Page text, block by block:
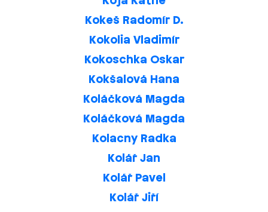
Kokeš Radomír D.
Kokolia Vladimír
Kokoschka Oskar
Kokšalová Hana
Koláčková Magda
Koláčková Magda
Kolacny Radka
Kolář Jan
Kolář Pavel
Kolář Jiří